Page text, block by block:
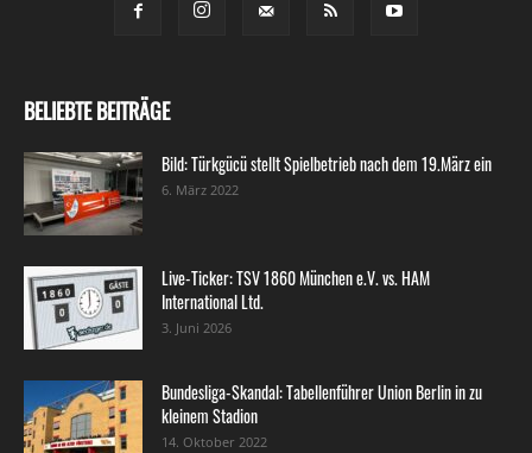
BELIEBTE BEITRÄGE
Bild: Türkgücü stellt Spielbetrieb nach dem 19.März ein
6. März 2022
Live-Ticker: TSV 1860 München e.V. vs. HAM
International Ltd.
3. Juni 2026
Bundesliga-Skandal: Tabellenführer Union Berlin in zu
kleinem Stadion
14. Oktober 2022